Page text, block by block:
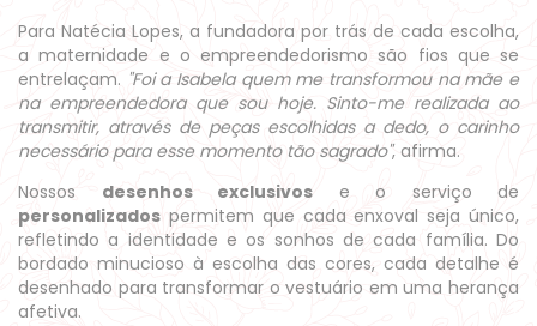
Para Natécia Lopes, a fundadora por trás de cada escolha,
a maternidade e o empreendedorismo são fios que se
entrelaçam. "Foi a Isabela quem me transformou na mãe e
na empreendedora que sou hoje. Sinto-me realizada ao
transmitir, através de peças escolhidas a dedo, o carinho
necessário para esse momento tão sagrado", afirma.
Nossos desenhos exclusivos e o serviço de
personalizados permitem que cada enxoval seja único,
refletindo a identidade e os sonhos de cada família. Do
bordado minucioso à escolha das cores, cada detalhe é
desenhado para transformar o vestuário em uma herança
afetiva.